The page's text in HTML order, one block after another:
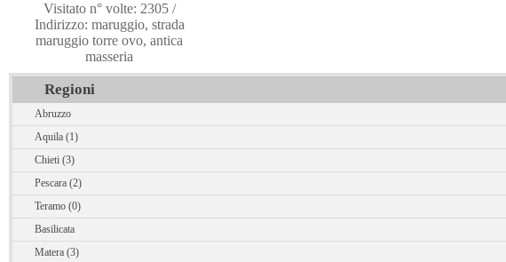
Visitato n° volte: 2305 /
Indirizzo: maruggio, strada
maruggio torre ovo, antica
masseria
Regioni
Abruzzo
Aquila (1)
Chieti (3)
Pescara (2)
Teramo (0)
Basilicata
Matera (3)